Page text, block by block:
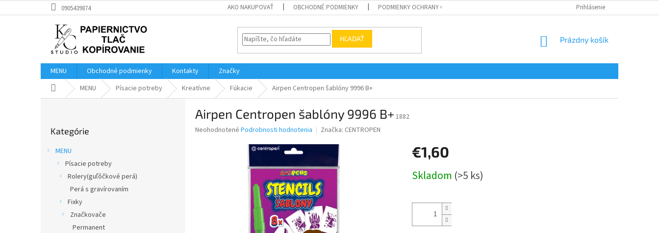
na
0905439874 AKO NAKUPOVAŤ OBCHODNÉ PODMIENKY PODMIENKY OCHRANY OSOBNÝCH ÚDAJOV Prihlásenie
HĽADAŤ
NÁKUPNÝ
Prázdny košík
MENU Obchodné podmienky Kontakty
Značky
DomovMENU Písacie potreby Kreatívne Fúkacie Airpen Centropen šablóny 9996 B+
kategórie
Kategórie
MENU
Písacie potreby
Rolery(guľôčkové perá)
Perá s gravírovaním
Fixky
Značkovače
Permanent
Airpen Centropen šablóny 9996 B+ 1882
Priemerné
Neohodnotené Podrobnosti hodnotenia Značka: CENTROPEN
€1,60
cena:
Skladom (>5 ks)